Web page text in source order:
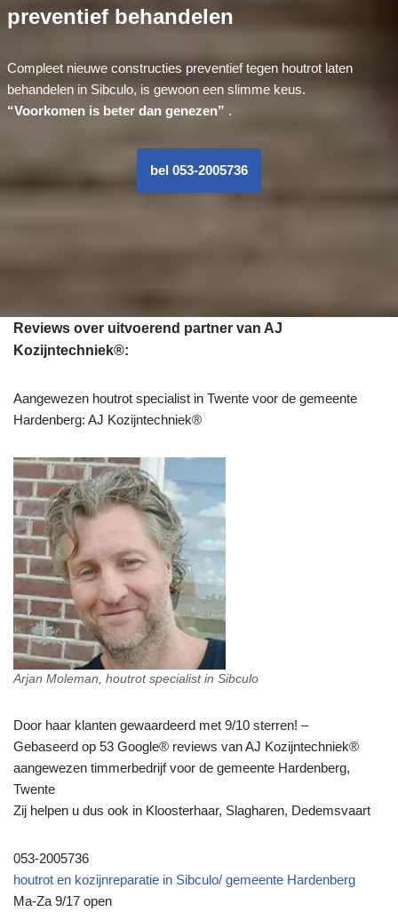
preventief behandelen
Compleet nieuwe constructies preventief tegen houtrot laten
behandelen in Sibculo, is gewoon een slimme keus.
“Voorkomen is beter dan genezen” .
bel 053-2005736
Reviews over uitvoerend partner van AJ
Kozijntechniek®:
Aangewezen houtrot specialist in Twente voor de gemeente
Hardenberg: AJ Kozijntechniek®
Arjan Moleman, houtrot specialist in Sibculo
Door haar klanten gewaardeerd met 9/10 sterren! –
Gebaseerd op 53 Google® reviews van AJ Kozijntechniek®
aangewezen timmerbedrijf voor de gemeente Hardenberg,
Twente
Zij helpen u dus ook in Kloosterhaar, Slagharen, Dedemsvaart
053-2005736
houtrot en kozijnreparatie in Sibculo/ gemeente Hardenberg
Ma-Za 9/17 open